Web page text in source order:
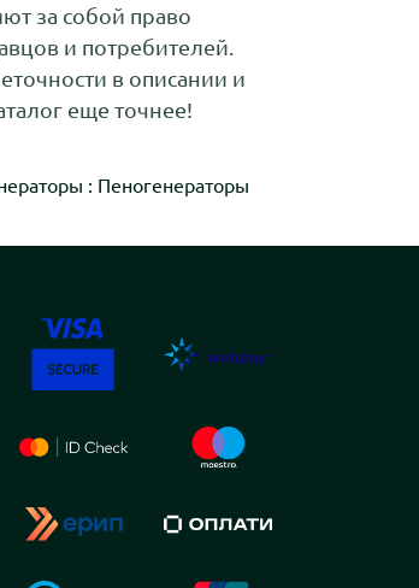
за собой право
и потребителей.
в описании и
еще точнее!
: Пеногенераторы